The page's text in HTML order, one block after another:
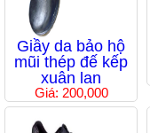
Giầy da bảo hộ
mũi thép đế kếp
xuân lan
Giá: 200,000